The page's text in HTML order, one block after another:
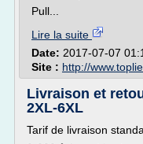
Pull...
Lire la suite
Date: 2017-07-07
Site : http://
Livraison et
2XL-6XL
Tarif de livraison